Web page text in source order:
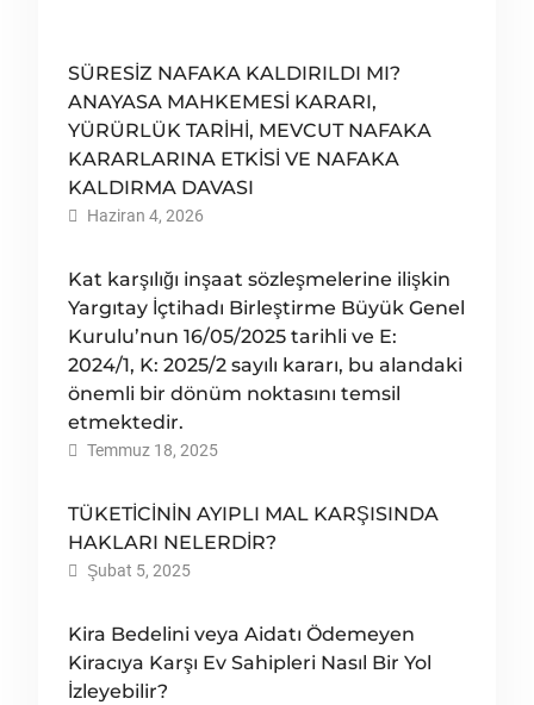
SÜRESİZ NAFAKA KALDIRILDI MI?
ANAYASA MAHKEMESİ KARARI,
YÜRÜRLÜK TARİHİ, MEVCUT NAFAKA
KARARLARINA ETKİSİ VE NAFAKA
KALDIRMA DAVASI
Haziran 4, 2026
Kat karşılığı inşaat sözleşmelerine ilişkin
Yargıtay İçtihadı Birleştirme Büyük Genel
Kurulu’nun 16/05/2025 tarihli ve E:
2024/1, K: 2025/2 sayılı kararı, bu alandaki
önemli bir dönüm noktasını temsil
etmektedir.
Temmuz 18, 2025
TÜKETİCİNİN AYIPLI MAL KARŞISINDA
HAKLARI NELERDİR?
Şubat 5, 2025
Kira Bedelini veya Aidatı Ödemeyen
Kiracıya Karşı Ev Sahipleri Nasıl Bir Yol
İzleyebilir?